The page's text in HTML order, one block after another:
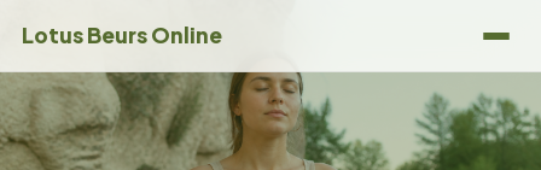
Lotus Beurs Online